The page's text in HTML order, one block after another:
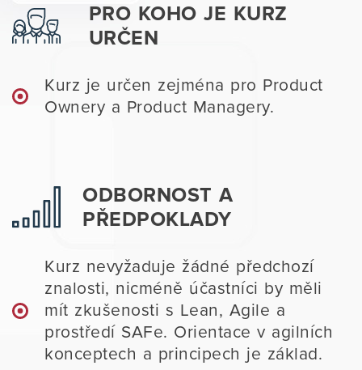
PRO KOHO JE KURZ
URČEN
Kurz je určen zejména pro Product
Ownery a Product Managery.
ODBORNOST A
PŘEDPOKLADY
Kurz nevyžaduje žádné předchozí
znalosti, nicméně účastníci by měli
mít zkušenosti s Lean, Agile a
prostředí SAFe. Orientace v agilních
konceptech a principech je základ.